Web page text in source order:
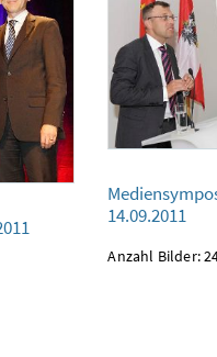
14.09.2011
14.09.2011
Anzahl Bilder: